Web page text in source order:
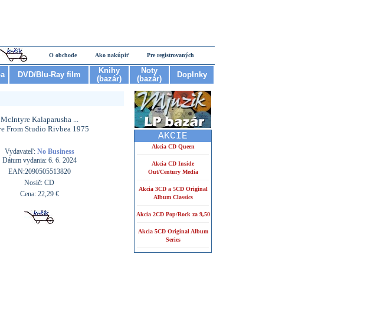
O obchode Ako nakúpiť Pre registrovaných
DVD/Blu-Ray film
Knihy
(bazár)
Noty
(bazár)
Doplnky
McIntyre Kalaparusha ...
From Studio Rivbea 1975
Vydavateľ: No Business
Dátum vydania: 6. 6. 2024
EAN:2090505513820
Nosič: CD
Cena: 22,29 €
AKCIE
Akcia CD Queen
Akcia CD Inside
Out/Century Media
Akcia 3CD a 5CD Original
Album Classics
Akcia 2CD Pop/Rock za 9,50
Akcia 5CD Original Album
Series